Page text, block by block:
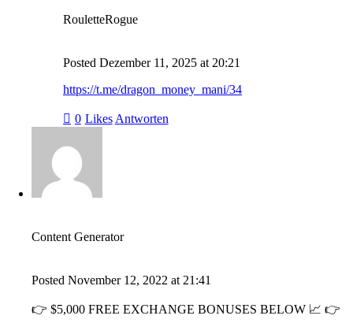
RouletteRogue
Posted Dezember 11, 2025 at 20:21
https://t.me/dragon_money_mani/34
0 Likes Antworten
Content Generator
Posted November 12, 2022 at 21:41
👉 $5,000 FREE EXCHANGE BONUSES BELOW 📈 👉